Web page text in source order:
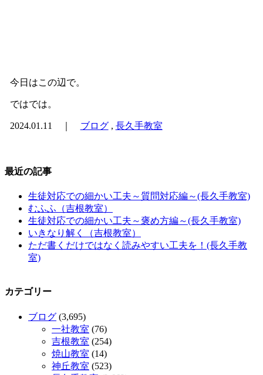
今日はこの辺で。
ではでは。
2024.01.11 ｜ ブログ, 長久手教室
最近の記事
生徒対応での細かい工夫～質問対応編～(長久手教室)
むふふ（吉根教室）
生徒対応での細かい工夫～褒め方編～(長久手教室)
いきなり解く（吉根教室）
ただ書くだけではなく読みやすい工夫を！(長久手教
室)
カテゴリー
ブログ (3,695)
一社教室 (76)
吉根教室 (254)
焼山教室 (14)
神丘教室 (523)